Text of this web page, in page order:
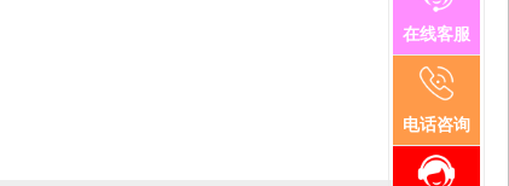
在线客服
电话咨询